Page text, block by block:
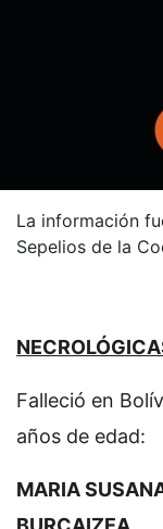
La información
Sepelios de la
Falleció en
años de edad:
MARIA